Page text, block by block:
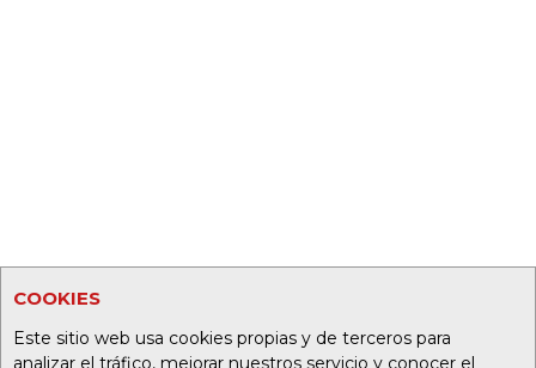
COOKIES
Este sitio web usa cookies propias y de terceros para
analizar el tráfico, mejorar nuestros servicio y conocer el